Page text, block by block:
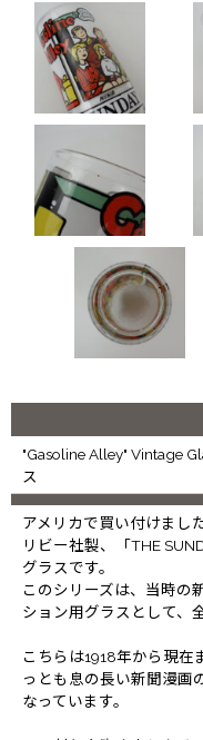
"Gasoline Alley" Vintage
ス
アメリカで買い付けました
リビー社製、「THE
グラスです。
このシリーズは、当時の
ション用グラスとして、
こちらは1918年から現在
っとも息の長い新聞漫画
なっています。